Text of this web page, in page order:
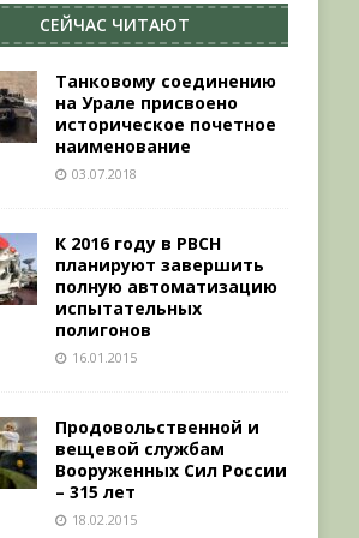
СЕЙЧАС ЧИТАЮТ
Танковому соединению
на Урале присвоено
историческое почетное
наименование
03.07.2018
К 2016 году в РВСН
планируют завершить
полную автоматизацию
испытательных
полигонов
16.01.2015
Продовольственной и
вещевой службам
Вооруженных Сил России
– 315 лет
18.02.2015